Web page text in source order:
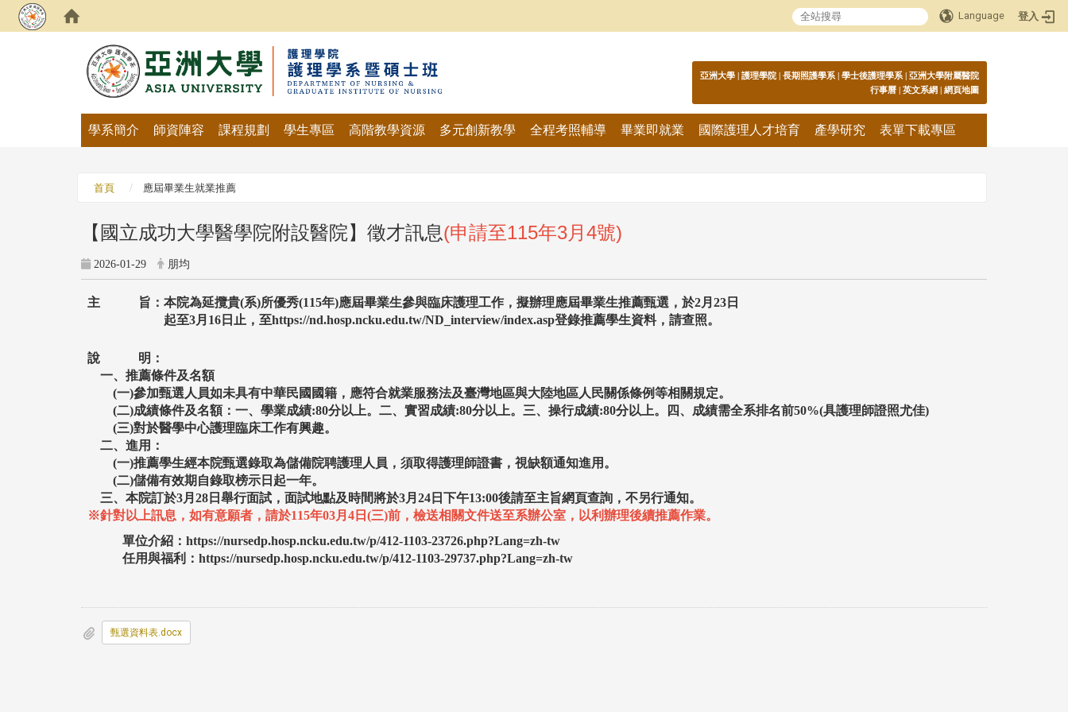
Language 登入
:::
亞洲大學 | 護理學院 | 長期照護學系 | 學士後護理學系 | 亞洲大學附屬醫院
行事曆 | 英文系網 | 網頁地圖
學系簡介 師資陣容 課程規劃 學生專區 高階教學資源 多元創新教學 全程考照輔導 畢業即就業 國際護理人才培育 產學研究 表單下載專區
首頁 應屆畢業生就業推薦
【國立成功大學醫學院附設醫院】徵才訊息(申請至115年3月4號)
2026-01-29 朋均
主 旨：本院為延攬貴(系)所優秀(115年)應屆畢業生參與臨床護理工作，擬辦理應屆畢業生推薦甄選，於2月 23 日
起至3月 16 日止，至https://nd.hosp.ncku.edu.tw/ND_interview/index.asp登錄推薦學生資料，請查照。
說 明：
一、推薦條件及名額
(一)參加甄選人員如未具有中華民國國籍，應符合就業服務法及臺灣地區與大陸地區人民關係條例等相關規定。
(二)成績條件及名額：一、學業成績:80分以上。二、實習成績:80分以上。三、操行成績:80分以上。四、成績需全系排名前50%(具護理師證照尤佳)
(三)對於醫學中心護理臨床工作有興趣。
二、進用：
(一)推薦學生經本院甄選錄取為儲備院聘護理人員，須取得護理師證書，視缺額通知進用。
(二)儲備有效期自錄取榜示日起一年。
三、本院訂於3月 28 日舉行面試，面試地點及時間將於3月 24 日下午13:00後請至主旨網頁查詢，不另行通知。
※針對以上訊息，如有意願者，請於115年03月4日(三)前，檢送相關文件送至系辦公室，以利辦理後續推薦作業。
單位介紹：https://nursedp.hosp.ncku.edu.tw/p/412-1103-23726.php?Lang=zh-tw
任用與福利：https://nursedp.hosp.ncku.edu.tw/p/412-1103-29737.php?Lang=zh-tw
甄選資料表.docx